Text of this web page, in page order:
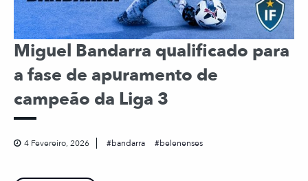
Miguel Bandarra qualificado para
a fase de apuramento de
campeão da Liga 3
4 Fevereiro, 2026 bandarra belenenses